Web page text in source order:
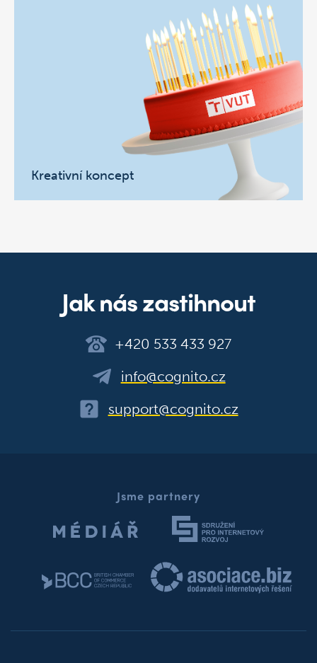
Kreativní koncept
Jak nás zastihnout
+420 533 433 927
info@cognito.cz
support@cognito.cz
Jsme partnery